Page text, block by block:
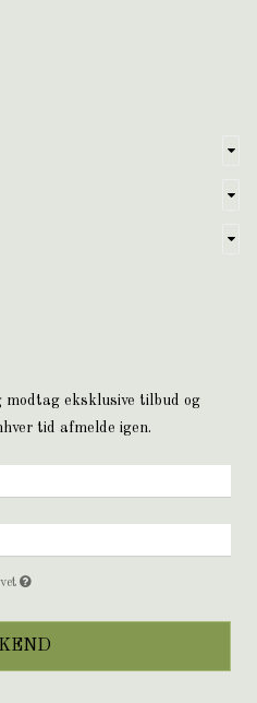
modtag eksklusive tilbud og
tid afmelde igen.